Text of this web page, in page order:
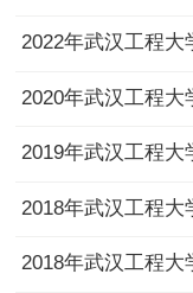
2022年武汉工程大
2018年武汉工程大